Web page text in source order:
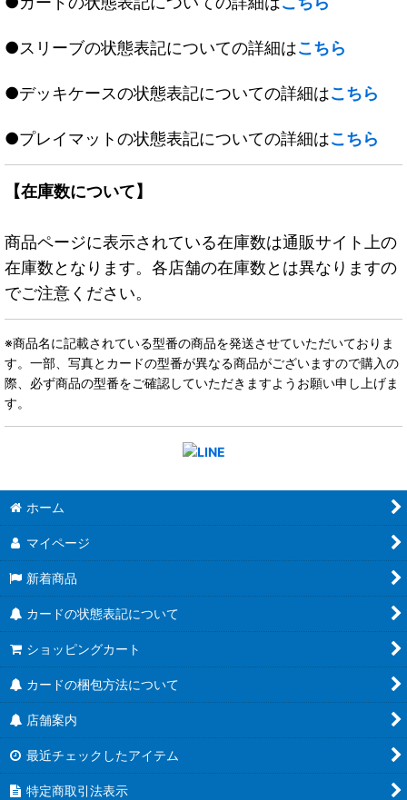
●スリーブの状態表記についての詳細はこちら
●デッキケースの状態表記についての詳細はこちら
●プレイマットの状態表記についての詳細はこちら
【在庫数について】
商品ページに表示されている在庫数は通販サイト上の
在庫数となります。各店舗の在庫数とは異なりますの
でご注意ください。
※商品名に記載されている型番の商品を発送させていただいておりま
す。一部、写真とカードの型番が異なる商品がございますので購入の
際、必ず商品の型番をご確認していただきますようお願い申し上げま
す。
ホーム
マイページ
新着商品
カードの状態表記について
ショッピングカート
カードの梱包方法について
店舗案内
最近チェックしたアイテム
特定商取引法表示